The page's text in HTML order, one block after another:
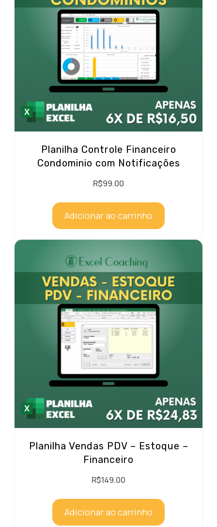
Planilha Controle Financeiro
Condominio com Notificações
R$99.00
Adicionar ao carrinho
Planilha Vendas PDV – Estoque –
Financeiro
R$149.00
Adicionar ao carrinho